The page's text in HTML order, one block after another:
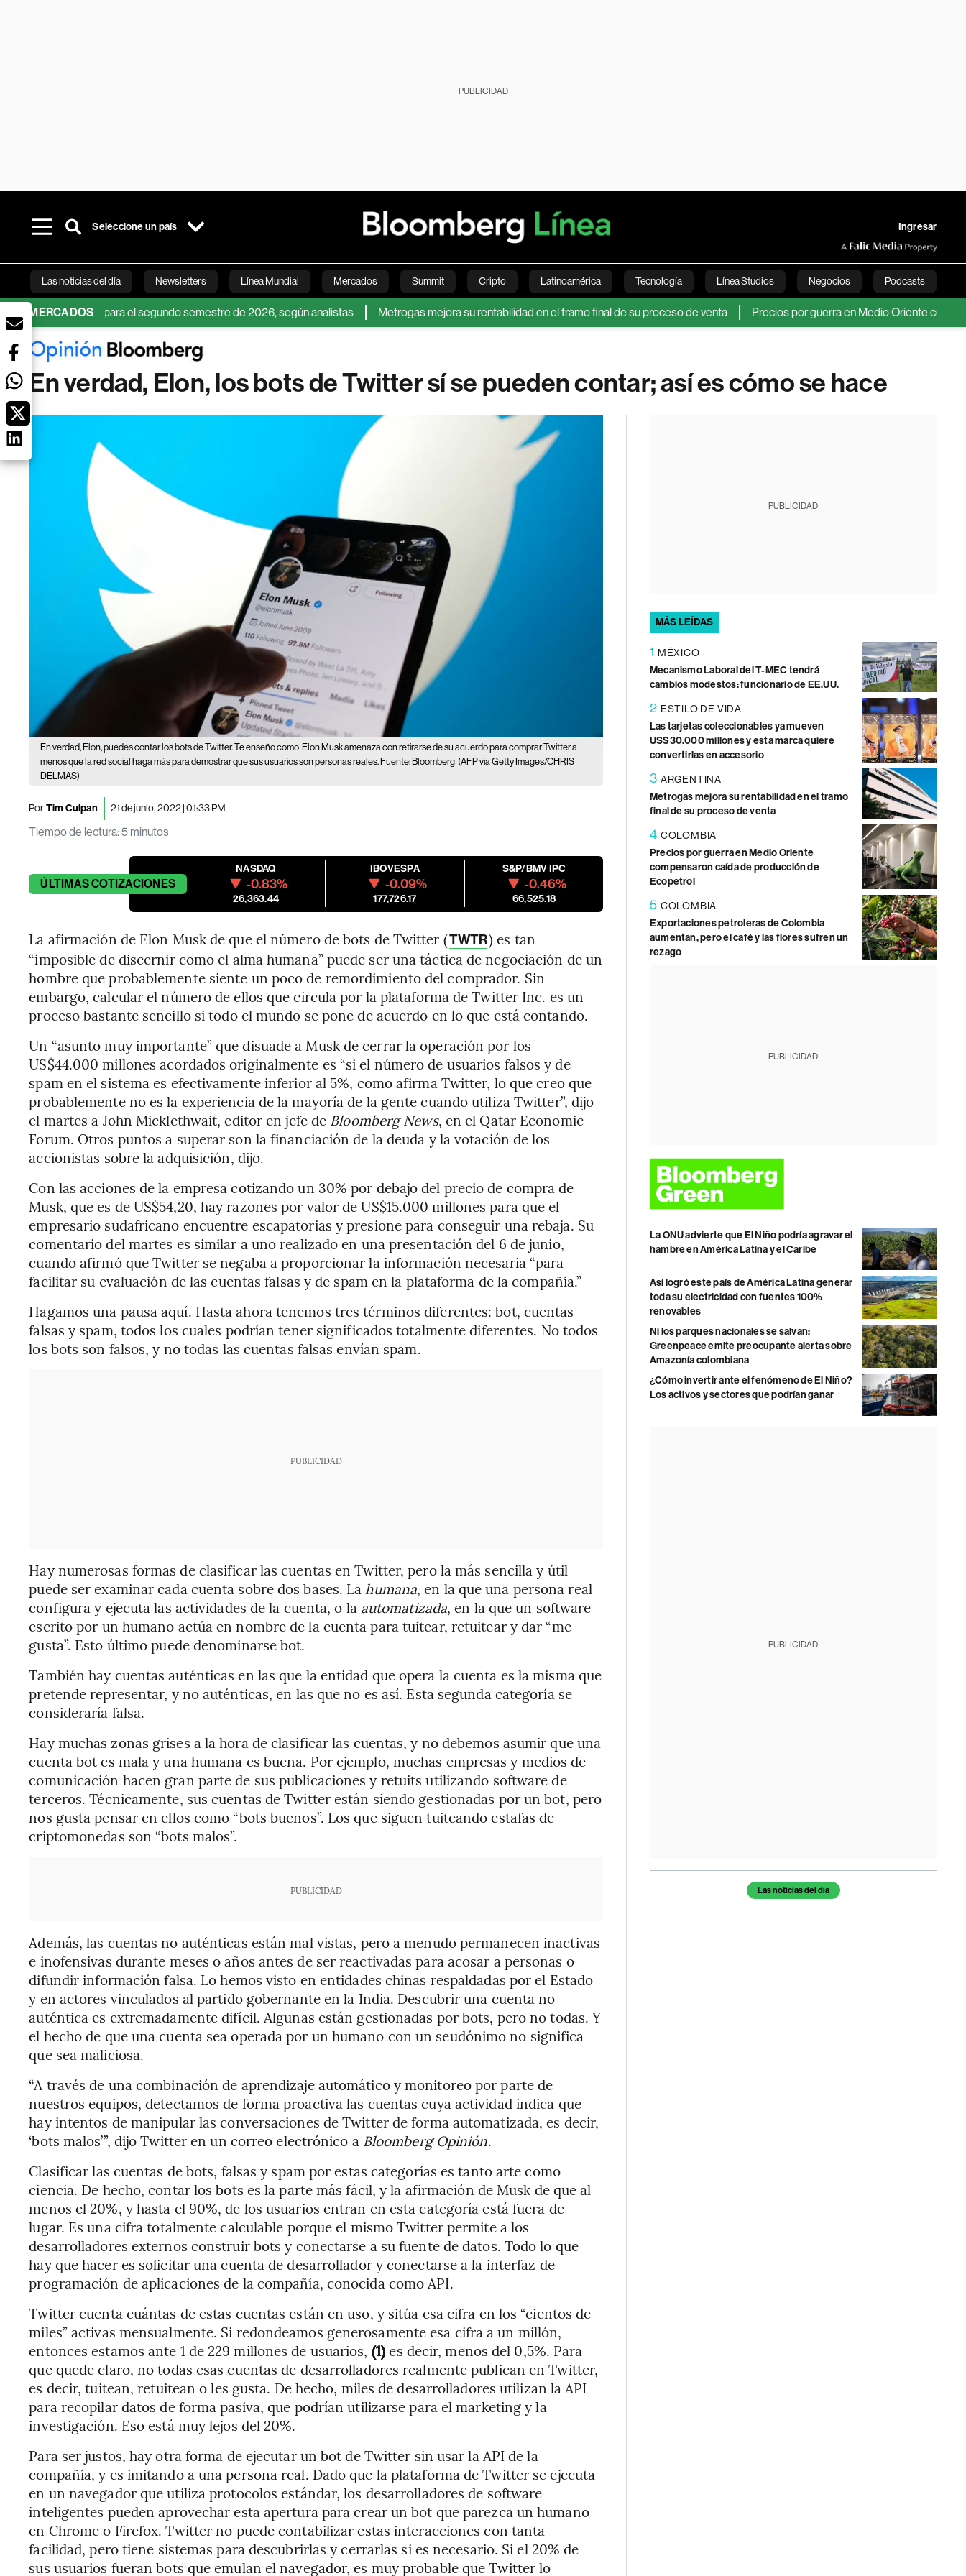
PUBLICIDAD
Seleccione un país Ingresar
Las noticias del día Newsletters Línea Mundial Mercados Summit Cripto Latinoamérica Tecnología Línea Studios Negocios Podcasts
Bloomberg Green Economía Estilo de vida Mundo Videos English
MERCADOS
en Perú para el segundo semestre de 2026, según analistas Metrogas mejora su rentabilidad en el tramo final de su proceso de venta Precios por guerra en Medio Oriente compensaron
En verdad, Elon, los bots de Twitter sí se pueden contar; así es cómo se hace
En verdad, Elon, puedes contar los bots de Twitter. Te enseño como Elon Musk amenaza con retirarse de su acuerdo para comprar Twitter a
menos que la red social haga más para demostrar que sus usuarios son personas reales. Fuente: Bloomberg (AFP via Getty Images/CHRIS
DELMAS)
PorTim Culpan 21 de junio, 2022 | 01:33 PM
Tiempo de lectura:5 minutos
ÚLTIMASCOTIZACIONES
NASDAQ
-0.83%
26,363.44
IBOVESPA
-0.09%
177,726.17
S&P/BMV IPC
-0.46%
66,525.18
La afirmación de Elon Musk de que el número de bots de Twitter (TWTR) es tan
“imposible de discernir como el alma humana” puede ser una táctica de negociación de un
hombre que probablemente siente un poco de remordimiento del comprador. Sin
embargo, calcular el número de ellos que circula por la plataforma de Twitter Inc. es un
proceso bastante sencillo si todo el mundo se pone de acuerdo en lo que está contando.
Un “asunto muy importante” que disuade a Musk de cerrar la operación por los
US$44.000 millones acordados originalmente es “si el número de usuarios falsos y de
spam en el sistema es efectivamente inferior al 5%, como afirma Twitter, lo que creo que
probablemente no es la experiencia de la mayoría de la gente cuando utiliza Twitter”, dijo
el martes a John Micklethwait, editor en jefe de Bloomberg News, en el Qatar Economic
Forum. Otros puntos a superar son la financiación de la deuda y la votación de los
accionistas sobre la adquisición, dijo.
Con las acciones de la empresa cotizando un 30% por debajo del precio de compra de
Musk, que es de US$54,20, hay razones por valor de US$15.000 millones para que el
empresario sudafricano encuentre escapatorias y presione para conseguir una rebaja. Su
comentario del martes es similar a uno realizado en una presentación del 6 de junio,
cuando afirmó que Twitter se negaba a proporcionar la información necesaria “para
facilitar su evaluación de las cuentas falsas y de spam en la plataforma de la compañía.”
Hagamos una pausa aquí. Hasta ahora tenemos tres términos diferentes: bot, cuentas
falsas y spam, todos los cuales podrían tener significados totalmente diferentes. No todos
los bots son falsos, y no todas las cuentas falsas envían spam.
PUBLICIDAD
Hay numerosas formas de clasificar las cuentas en Twitter, pero la más sencilla y útil
puede ser examinar cada cuenta sobre dos bases. La humana, en la que una persona real
configura y ejecuta las actividades de la cuenta, o la automatizada, en la que un software
escrito por un humano actúa en nombre de la cuenta para tuitear, retuitear y dar “me
gusta”. Esto último puede denominarse bot.
También hay cuentas auténticas en las que la entidad que opera la cuenta es la misma que
pretende representar, y no auténticas, en las que no es así. Esta segunda categoría se
consideraría falsa.
Hay muchas zonas grises a la hora de clasificar las cuentas, y no debemos asumir que una
cuenta bot es mala y una humana es buena. Por ejemplo, muchas empresas y medios de
comunicación hacen gran parte de sus publicaciones y retuits utilizando software de
terceros. Técnicamente, sus cuentas de Twitter están siendo gestionadas por un bot, pero
nos gusta pensar en ellos como “bots buenos”. Los que siguen tuiteando estafas de
criptomonedas son “bots malos”.
PUBLICIDAD
Además, las cuentas no auténticas están mal vistas, pero a menudo permanecen inactivas
e inofensivas durante meses o años antes de ser reactivadas para acosar a personas o
difundir información falsa. Lo hemos visto en entidades chinas respaldadas por el Estado
y en actores vinculados al partido gobernante en la India. Descubrir una cuenta no
auténtica es extremadamente difícil. Algunas están gestionadas por bots, pero no todas. Y
el hecho de que una cuenta sea operada por un humano con un seudónimo no significa
que sea maliciosa.
“A través de una combinación de aprendizaje automático y monitoreo por parte de
nuestros equipos, detectamos de forma proactiva las cuentas cuya actividad indica que
hay intentos de manipular las conversaciones de Twitter de forma automatizada, es decir,
‘bots malos’”, dijo Twitter en un correo electrónico a Bloomberg Opinión.
Clasificar las cuentas de bots, falsas y spam por estas categorías es tanto arte como
ciencia. De hecho, contar los bots es la parte más fácil, y la afirmación de Musk de que al
menos el 20%, y hasta el 90%, de los usuarios entran en esta categoría está fuera de
lugar. Es una cifra totalmente calculable porque el mismo Twitter permite a los
desarrolladores externos construir bots y conectarse a su fuente de datos. Todo lo que
hay que hacer es solicitar una cuenta de desarrollador y conectarse a la interfaz de
programación de aplicaciones de la compañía, conocida como API.
Twitter cuenta cuántas de estas cuentas están en uso, y sitúa esa cifra en los “cientos de
miles” activas mensualmente. Si redondeamos generosamente esa cifra a un millón,
entonces estamos ante 1 de 229 millones de usuarios, (1)es decir, menos del 0,5%. Para
que quede claro, no todas esas cuentas de desarrolladores realmente publican en Twitter,
es decir, tuitean, retuitean o les gusta. De hecho, miles de desarrolladores utilizan la API
para recopilar datos de forma pasiva, que podrían utilizarse para el marketing y la
investigación. Eso está muy lejos del 20%.
Para ser justos, hay otra forma de ejecutar un bot de Twitter sin usar la API de la
compañía, y es imitando a una persona real. Dado que la plataforma de Twitter se ejecuta
en un navegador que utiliza protocolos estándar, los desarrolladores de software
inteligentes pueden aprovechar esta apertura para crear un bot que parezca un humano
en Chrome o Firefox. Twitter no puede contabilizar estas interacciones con tanta
facilidad, pero tiene sistemas para descubrirlas y cerrarlas si es necesario. Si el 20% de
sus usuarios fueran bots que emulan el navegador, es muy probable que Twitter lo
PUBLICIDAD
MÁS LEÍDAS
1 MÉXICO
Mecanismo Laboral del T-MEC tendrá
cambios modestos: funcionario de EE.UU.
2 ESTILO DE VIDA
Las tarjetas coleccionables ya mueven
US$30.000 millones y esta marca quiere
convertirlas en accesorio
3 ARGENTINA
Metrogas mejora su rentabilidad en el tramo
final de su proceso de venta
4 COLOMBIA
Precios por guerra en Medio Oriente
compensaron caída de producción de
Ecopetrol
5 COLOMBIA
Exportaciones petroleras de Colombia
aumentan, pero el café y las flores sufren un
rezago
PUBLICIDAD
La ONU advierte que El Niño podría agravar el
hambre en América Latina y el Caribe
Así logró este país de América Latina generar
toda su electricidad con fuentes 100%
renovables
Ni los parques nacionales se salvan:
Greenpeace emite preocupante alerta sobre
Amazonía colombiana
¿Cómo invertir ante el fenómeno de El Niño?
Los activos y sectores que podrían ganar
PUBLICIDAD
Temas de este artículoLas noticias del día